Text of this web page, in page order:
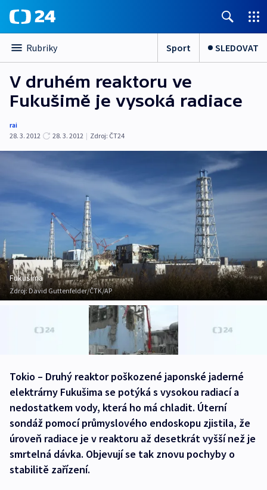
Rubriky Sport SLEDOVAT
V druhém reaktoru ve
Fukušimě je vysoká radiace
rai
28. 3. 2012
28. 3. 2012 | Zdroj: ČT24
Fukušima
Zdroj:David Guttenfelder/ČTK/AP
Tokio – Druhý reaktor poškozené japonské jaderné
elektrárny Fukušima se potýká s vysokou radiací a
nedostatkem vody, která ho má chladit. Úterní
sondáž pomocí průmyslového endoskopu zjistila, že
úroveň radiace je v reaktoru až desetkrát vyšší než je
smrtelná dávka. Objevují se tak znovu pochyby o
stabilitě zařízení.